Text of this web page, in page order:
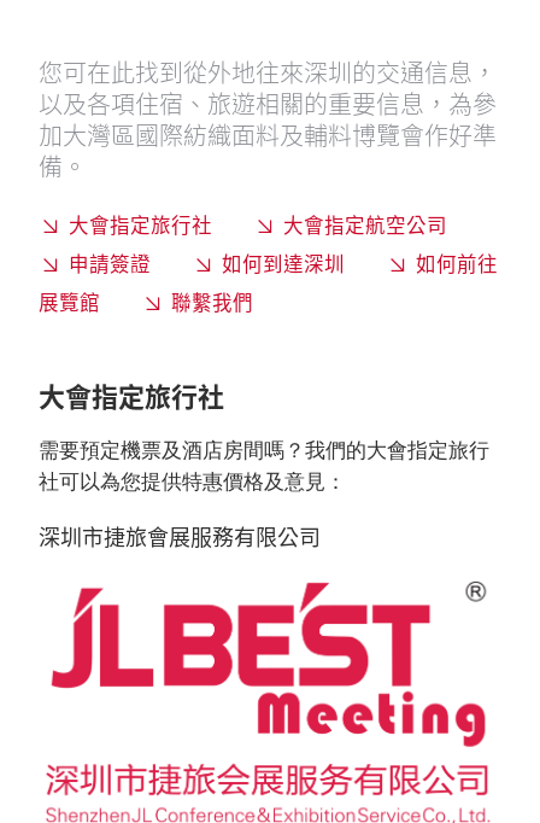
您可在此找到從外地往來深圳的交通信息，
以及各項住宿、旅遊相關的重要信息，為參
加大灣區國際紡織面料及輔料博覽會作好準
備。
大會指定旅行社
大會指定航空公司
申請簽證
如何到達深圳
如何前往
展覽館
聯繫我們
大會指定旅行社
需要預定機票及酒店房間嗎？我們的大會指定旅行
社可以為您提供特惠價格及意見：
深圳市捷旅會展服務有限公司